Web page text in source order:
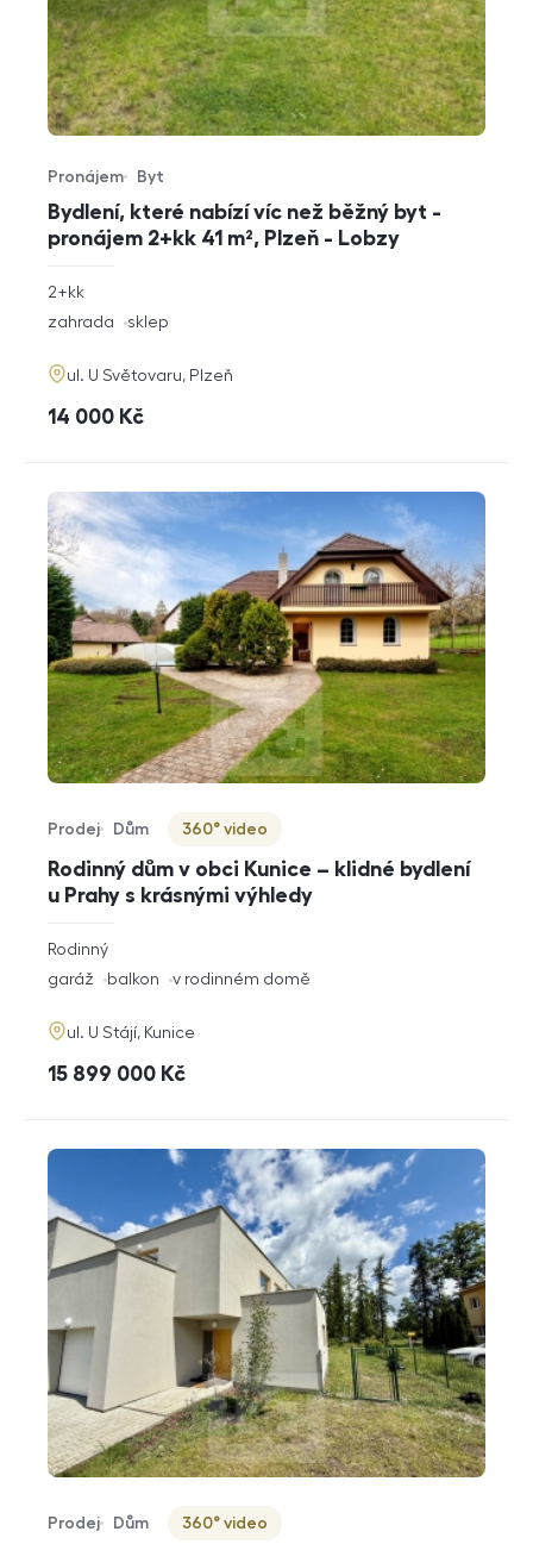
Bydlení, které nabízí víc než běžný byt -
pronájem 2+kk 41 m², Plzeň - Lobzy
Typ nabídky
Pronájem
Typ nemovitosti
Byt
rozměry
2+kk
funkce
zahrada sklep
adresa
ul. U Světovaru, Plzeň
cena
14 000 Kč
Rodinný dům v obci Kunice – klidné bydlení
u Prahy s krásnými výhledy
Typ nabídky
Prodej
Typ nemovitosti
Dům
Virtuální prohlídka
360° video
rozměry
dispozice
Rodinný
funkce
garáž balkon v rodinném domě
adresa
ul. U Stájí, Kunice
cena
15 899 000 Kč
Typ nabídky
Prodej
Typ nemovitosti
Dům
Virtuální prohlídka
360° video